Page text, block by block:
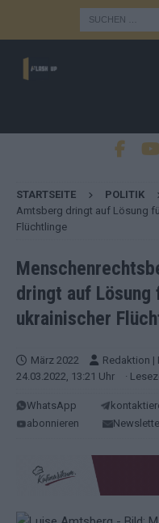
STARTSEITE POLITIK
Amtsberg dringt auf Lösung
Flüchtlinge
dringt auf Lösung
ukrainischer
März 2022 Redaktion |
24.03.2022, 13:21 Uhr
·
WhatsApp
abonnieren